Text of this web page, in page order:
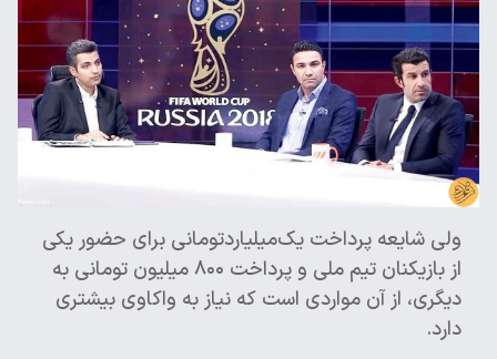
ولی شایعه پرداخت یک‌میلیاردتومانی برای حضور یکی
از بازیکنان تیم ملی و پرداخت ۸۰۰ میلیون تومانی به
دیگری، از آن مواردی است که نیاز به واکاوی بیشتری
دارد.